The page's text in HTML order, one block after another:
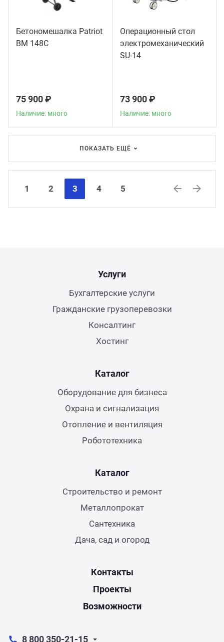
Бетономешалка Patriot
BM 148C
75 900 ₽
Наличие: много
Операционный стол
электромеханический
SU-14
73 900 ₽
Наличие: много
ПОКАЗАТЬ ЕЩЁ
1 2 3 4
5
Услуги
Бухгалтерские услуги
Гражданские грузоперевозки
Консалтинг
Хостинг
Каталог
Оборудование для бизнеса
Охрана и сигнализация
Отопление и вентиляция
Робототехника
Каталог
Строительство и ремонт
Металлопрокат
Сантехника
Дача, сад и огород
Контакты
Проекты
Возможности
8 800 350-21-15